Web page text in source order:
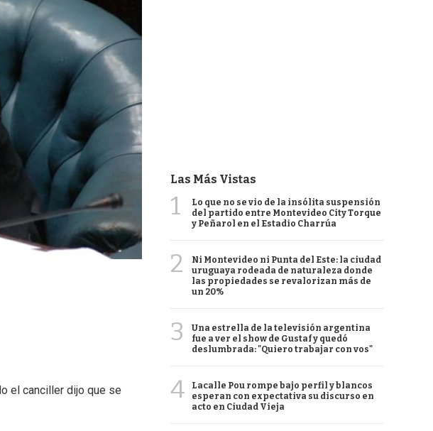
el canciller dijo que se
Las Más Vistas
1
Lo que no se vio de la insólita suspensión
del partido entre Montevideo City Torque
y Peñarol en el Estadio Charrúa
2
Ni Montevideo ni Punta del Este: la ciudad
uruguaya rodeada de naturaleza donde
las propiedades se revalorizan más de
un 20%
3
Una estrella de la televisión argentina
fue a ver el show de Gustaf y quedó
deslumbrada: "Quiero trabajar con vos"
4
Lacalle Pou rompe bajo perfil y blancos
esperan con expectativa su discurso en
acto en Ciudad Vieja